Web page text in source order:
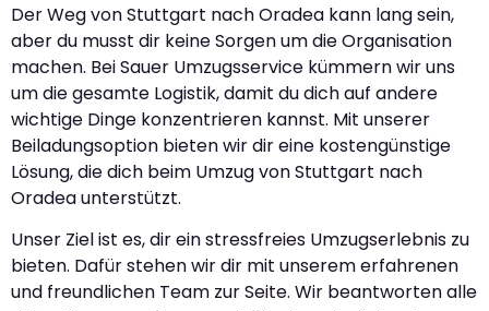
Der Weg von Stuttgart nach Oradea kann lang sein,
aber du musst dir keine Sorgen um die Organisation
machen. Bei Sauer Umzugsservice kümmern wir uns
um die gesamte Logistik, damit du dich auf andere
wichtige Dinge konzentrieren kannst. Mit unserer
Beiladungsoption bieten wir dir eine kostengünstige
Lösung, die dich beim Umzug von Stuttgart nach
Oradea unterstützt.
Unser Ziel ist es, dir ein stressfreies Umzugserlebnis zu
bieten. Dafür stehen wir dir mit unserem erfahrenen
und freundlichen Team zur Seite. Wir beantworten alle